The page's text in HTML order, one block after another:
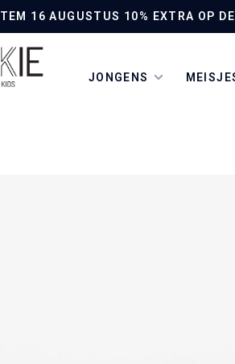
TEM 16 AUGUSTUS 10% EXTRA OP
JONGENS